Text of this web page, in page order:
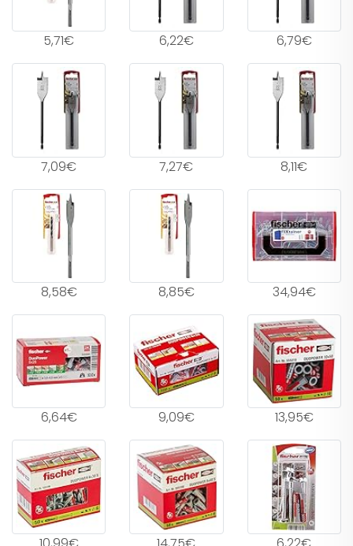
5,71€ 6,22€ 6,79€
7,09€ 7,27€ 8,11€
8,58€ 8,85€ 34,94€
6,64€ 9,09€ 13,95€